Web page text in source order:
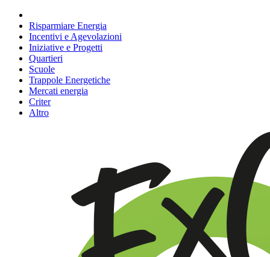
Risparmiare Energia
Incentivi e Agevolazioni
Iniziative e Progetti
Quartieri
Scuole
Trappole Energetiche
Mercati energia
Criter
Altro